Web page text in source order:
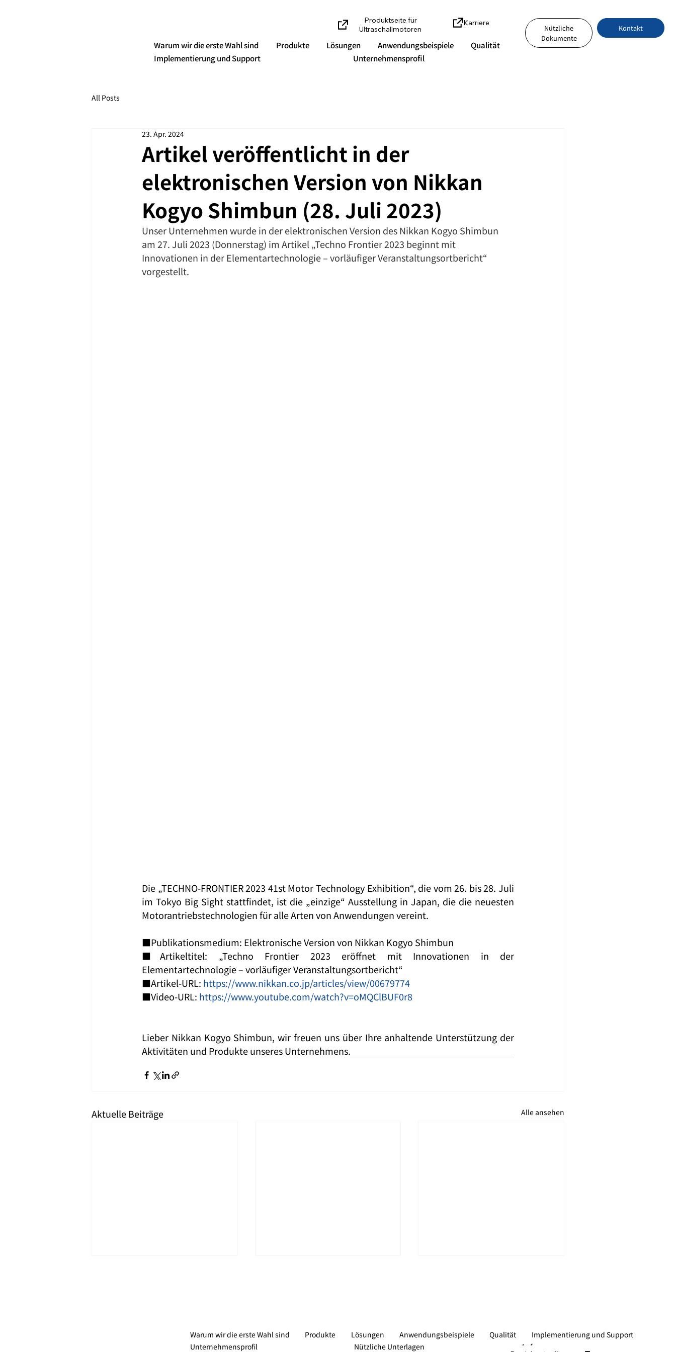
Warum wir die erste Wahl sind Produkte Lösungen Anwendungsbeispiele
Qualität
Implementierung und Support
Unternehmensprofil
Produktseite für
Ultraschallmotoren
Karriere
Nützliche
Dokumente
Kontakt
All Posts
Artikel veröffentlicht in der
elektronischen Version von Nikkan
Kogyo Shimbun (28. Juli 2023)
23. Apr. 2024
Unser Unternehmen wurde in der elektronischen Version des Nikkan Kogyo Shimbun
am 27. Juli 2023 (Donnerstag) im Artikel „Techno Frontier 2023 beginnt mit
Innovationen in der Elementartechnologie – vorläufiger Veranstaltungsortbericht“
vorgestellt.
Die „TECHNO-FRONTIER 2023 41st Motor Technology Exhibition“, die vom 26. bis 28. Juli
im Tokyo Big Sight stattfindet, ist die „einzige“ Ausstellung in Japan, die die neuesten
Motorantriebstechnologien für alle Arten von Anwendungen vereint.
■Publikationsmedium: Elektronische Version von Nikkan Kogyo Shimbun
■Artikeltitel: „Techno Frontier 2023 eröffnet mit Innovationen in der
Elementartechnologie – vorläufiger Veranstaltungsortbericht“
■Artikel-URL: https://www.nikkan.co.jp/articles/view/00679774
■Video-URL: https://www.youtube.com/watch?v=oMQClBUF0r8
Lieber Nikkan Kogyo Shimbun, wir freuen uns über Ihre anhaltende Unterstützung der
Aktivitäten und Produkte unseres Unternehmens.
Aktuelle Beiträge Alle ansehen
Warum wir die erste Wahl sind Produkte Lösungen Anwendungsbeispiele Qualität
Implementierung und Support
Unternehmensprofil
Nützliche Unterlagen Anfragen